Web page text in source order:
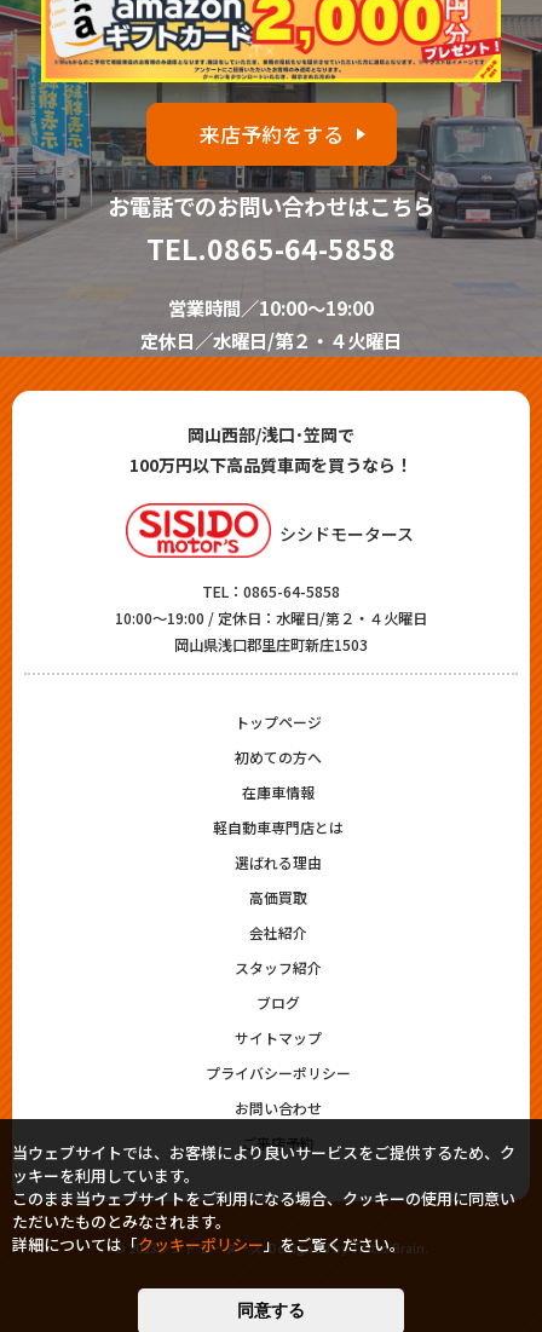
来店予約をする
お電話でのお問い合わせはこちら
TEL.0865-64-5858
営業時間／10:00～19:00
定休日／水曜日/第２・４火曜日
岡山西部/浅口･笠岡で
100万円以下高品質車両を買うなら！
シシドモータース
TEL： 0865-64-5858
10:00～19:00 / 定休日：水曜日/第２・４火曜日
岡山県浅口郡里庄町新庄1503
トップページ
初めての方へ
在庫車情報
軽自動車専門店とは
選ばれる理由
高価買取
会社紹介
スタッフ紹介
ブログ
サイトマップ
プライバシーポリシー
お問い合わせ
ご来店予約
© 2023シシドモータース. Designed byTratto Brain.
当ウェブサイトでは、お客様により良いサービスをご提供するため、ク
ッキーを利用しています。
このまま当ウェブサイトをご利用になる場合、クッキーの使用に同意い
ただいたものとみなされます。
詳細については「クッキーポリシー」をご覧ください。
同意する